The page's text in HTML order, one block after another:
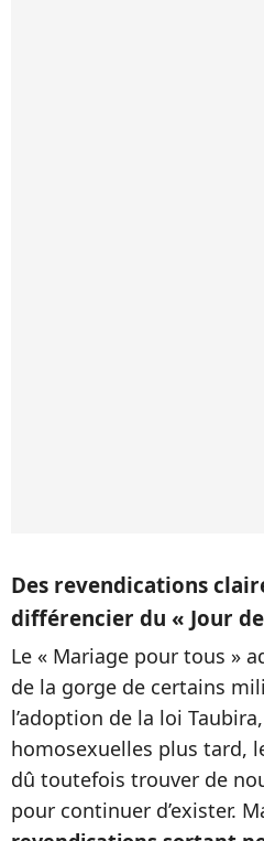
Des revendications
différencier du « Jour
Le « Mariage pour tous »
de la gorge de certains
l’adoption de la loi
homosexuelles plus tard,
dû toutefois trouver de
pour continuer d’exister.